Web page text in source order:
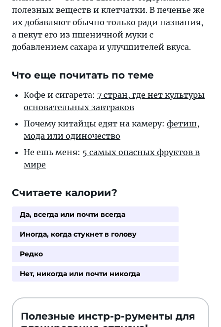
полезных веществ и клетчатки. В печенье же
их добавляют обычно только ради названия,
а пекут его из пшеничной муки с
добавлением сахара и улучшителей вкуса.
Что еще почитать по теме
Кофе и сигарета: 7 стран, где нет культуры
основательных завтраков
Почему китайцы едят на камеру: фетиш,
мода или одиночество
Не ешь меня: 5 самых опасных фруктов в
мире
Считаете калории?
Да, всегда или почти всегда
Иногда, когда стукнет в голову
Редко
Нет, никогда или почти никогда
Полезные инстр-р-рументы для